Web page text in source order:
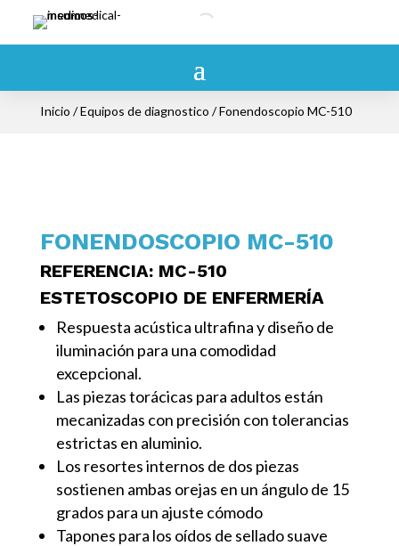
Inicio /Equipos de diagnostico / Fonendoscopio MC-510
FONENDOSCOPIO MC-510
REFERENCIA: MC-510
ESTETOSCOPIO DE ENFERMERÍA
Respuesta acústica ultrafina y diseño de
iluminación para una comodidad
excepcional.
Las piezas torácicas para adultos están
mecanizadas con precisión con tolerancias
estrictas en aluminio.
Los resortes internos de dos piezas
sostienen ambas orejas en un ángulo de 15
grados para un ajuste cómodo
Tapones para los oídos de sellado suave